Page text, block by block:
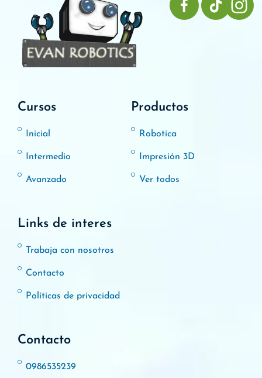
Cursos
Inicial
Intermedio
Avanzado
Productos
Robotica
Impresión 3D
Ver todos
Links de interes
Trabaja con nosotros
Contacto
Políticas de privacidad
Contacto
0986535239